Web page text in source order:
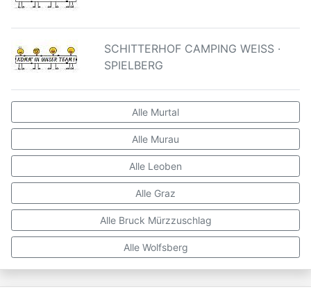
SCHITTERHOF CAMPING WEISS ·
SPIELBERG
Alle Murtal
Alle Murau
Alle Leoben
Alle Graz
Alle Bruck Mürzzuschlag
Alle Wolfsberg